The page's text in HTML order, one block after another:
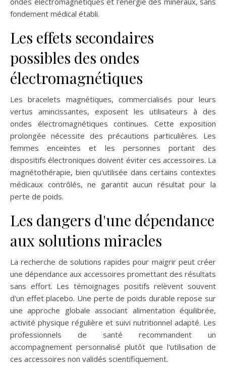
fondement médical établi.
Les effets secondaires
possibles des ondes
électromagnétiques
Les bracelets magnétiques, commercialisés pour leurs
vertus amincissantes, exposent les utilisateurs à des
ondes électromagnétiques continues. Cette exposition
prolongée nécessite des précautions particulières. Les
femmes enceintes et les personnes portant des
dispositifs électroniques doivent éviter ces accessoires. La
magnétothérapie, bien qu'utilisée dans certains contextes
médicaux contrôlés, ne garantit aucun résultat pour la
perte de poids.
Les dangers d'une dépendance
aux solutions miracles
La recherche de solutions rapides pour maigrir peut créer
une dépendance aux accessoires promettant des résultats
sans effort. Les témoignages positifs relèvent souvent
d'un effet placebo. Une perte de poids durable repose sur
une approche globale associant alimentation équilibrée,
activité physique régulière et suivi nutritionnel adapté. Les
professionnels de santé recommandent un
accompagnement personnalisé plutôt que l'utilisation de
ces accessoires non validés scientifiquement.